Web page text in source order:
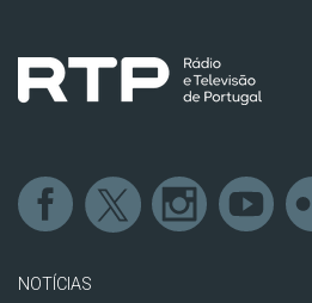
NOTÍCIAS